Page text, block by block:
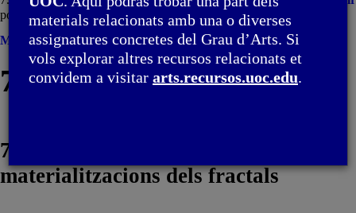
possibles materialitzacions dels fractals
Menú
7. Fractals i autosimilitud
7.5. Construcció i possibles
materialitzacions dels fractals
materials relacionats amb una o diverses
assignatures concretes del Grau d’Arts. Si
vols explorar altres recursos relacionats et
convidem a visitar arts.recursos.uoc.edu.